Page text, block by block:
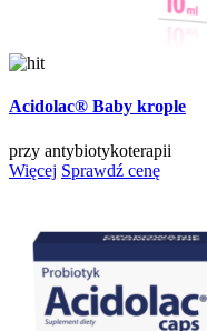
Acidolac® Baby krople
przy antybiotykoterapii
Więcej Sprawdź cenę